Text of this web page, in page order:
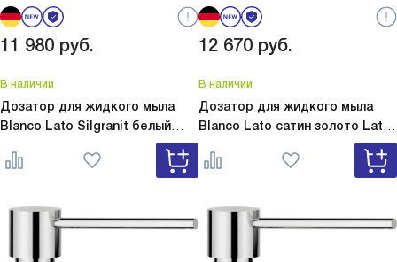
11 980 руб.
В наличии
Дозатор для жидкого мыла
Blanco Lato Silgranit белый
Lato Silgranit белый 525814
12 670 руб.
В наличии
Дозатор для жидкого мыла
Blanco Lato сатин золото Lato